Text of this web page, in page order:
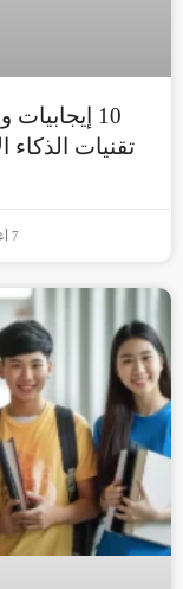
10
تقنيات الذكاء
7 أغسطس، 2024